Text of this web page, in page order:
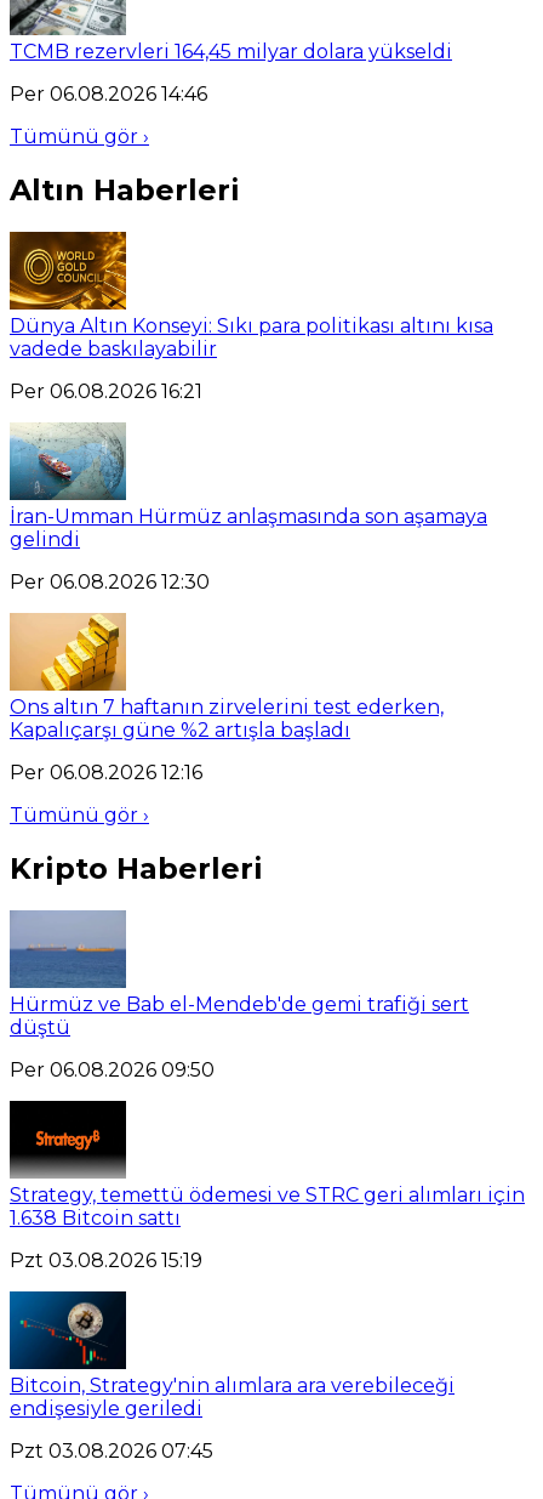
TCMB rezervleri 164,45 milyar dolara yükseldi
Per 06.08.2026 14:46
Tümünü gör ›
Altın Haberleri
Dünya Altın Konseyi: Sıkı para politikası altını kısa
vadede baskılayabilir
Per 06.08.2026 16:21
İran-Umman Hürmüz anlaşmasında son aşamaya
gelindi
Per 06.08.2026 12:30
Ons altın 7 haftanın zirvelerini test ederken,
Kapalıçarşı güne %2 artışla başladı
Per 06.08.2026 12:16
Tümünü gör ›
Kripto Haberleri
Hürmüz ve Bab el-Mendeb'de gemi trafiği sert
düştü
Per 06.08.2026 09:50
Strategy, temettü ödemesi ve STRC geri alımları için
1.638 Bitcoin sattı
Pzt 03.08.2026 15:19
Bitcoin, Strategy'nin alımlara ara verebileceği
endişesiyle geriledi
Pzt 03.08.2026 07:45
Tümünü gör ›